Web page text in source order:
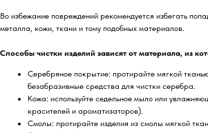
Во избежание повреждений рекомендуется избегать
металла, кожи, ткани и тому подобных материалов.
Способы чистки изделий зависят от материала, из
Серебряное покрытие: протирайте мягкой
безабразивные средства для чистки серебра.
Кожа: используйте седельное мыло или
красителей и ароматизаторов).
Смолы: протирайте изделия из смолы мягкой